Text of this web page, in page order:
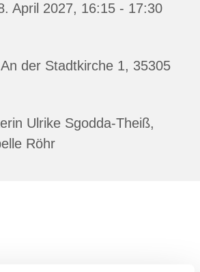
April 2027, 16:15 - 17:30
der Stadtkirche 1, 35305
Ulrike Sgodda-Theiß,
Röhr